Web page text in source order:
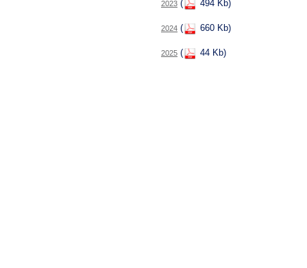
2023 ( 494 Kb)
2024 ( 660 Kb)
2025 ( 44 Kb)